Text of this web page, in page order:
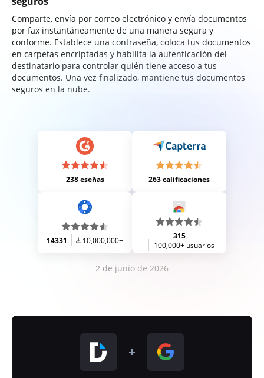
Comparte, envía por correo electrónico y envía documentos
por fax instantáneamente de una manera segura y
conforme. Establece una contraseña, coloca tus documentos
en carpetas encriptadas y habilita la autenticación del
destinatario para controlar quién tiene acceso a tus
documentos. Una vez finalizado, mantiene tus documentos
seguros en la nube.
238 eseñas 263 calificaciones
14331 10,000,000+
315
100,000+ usuarios
2 de junio de 2026